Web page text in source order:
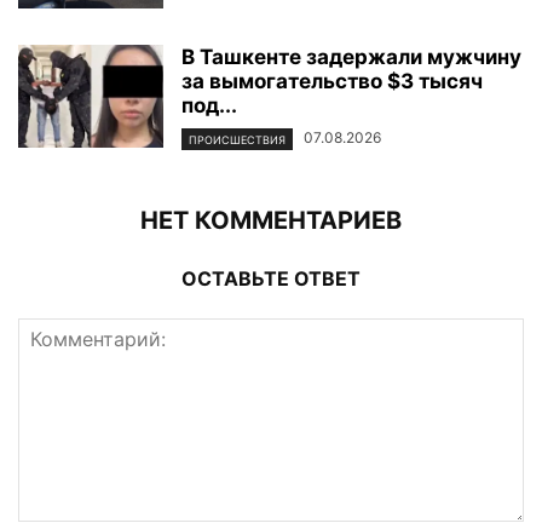
В Ташкенте задержали мужчину
за вымогательство $3 тысяч
под...
ПРОИСШЕСТВИЯ 07.08.2026
НЕТ КОММЕНТАРИЕВ
ОСТАВЬТЕ ОТВЕТ